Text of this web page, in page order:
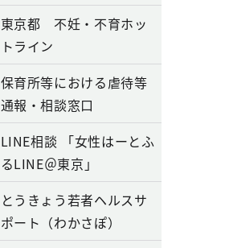
東京都 不妊・不育ホッ
トライン
保育所等における虐待等
通報・相談窓口
LINE相談 「女性はーとふ
るLINE＠東京」
とうきょう若者ヘルスサ
ポート（わかさぽ）